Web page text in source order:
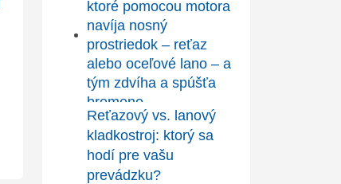
Reťazový vs. lanový
kladkostroj: ktorý sa
hodí pre vašu
prevádzku?